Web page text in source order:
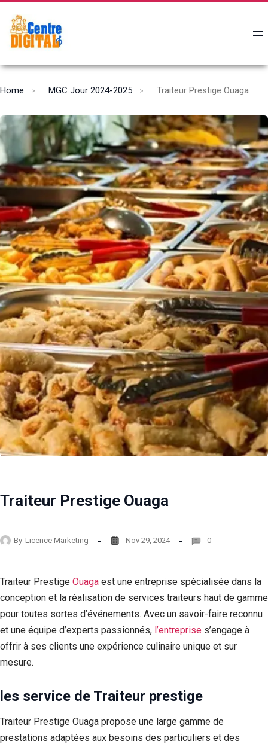
Home MGC Jour 2024-2025 Traiteur Prestige Ouaga
Traiteur Prestige Ouaga
By Licence Marketing Nov 29, 2024 0
Traiteur Prestige Ouaga est une entreprise spécialisée dans la
conception et la réalisation de services traiteurs haut de gamme
pour toutes sortes d’événements. Avec un savoir-faire reconnu
et une équipe d’experts passionnés, l’entreprise s’engage à
offrir à ses clients une expérience culinaire unique et sur
mesure.
les service de Traiteur prestige
Traiteur Prestige Ouaga propose une large gamme de
prestations adaptées aux besoins des particuliers et des